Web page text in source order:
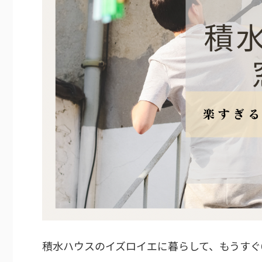
積水ハウスのイズロイエに暮らして、もうす